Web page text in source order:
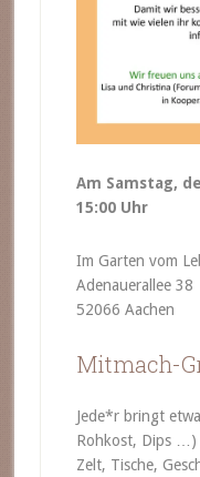
Am Samstag,
15:00 Uhr
Im Garten vom
Adenauerallee 38
52066 Aachen
Mitmach-
Jede*r bringt
Rohkost, Dips …)
Zelt, Tische,